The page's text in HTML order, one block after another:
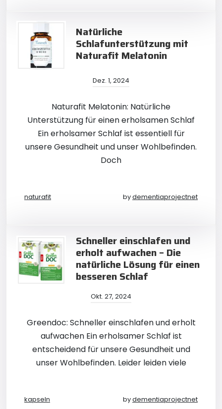
Natürliche
Schlafunterstützung mit
Naturafit Melatonin
Dez. 1, 2024
Naturafit Melatonin: Natürliche
Unterstützung für einen erholsamen Schlaf
Ein erholsamer Schlaf ist essentiell für
unsere Gesundheit und unser Wohlbefinden.
Doch
naturafit bydementiaprojectnet
Schneller einschlafen und
erholt aufwachen – Die
natürliche Lösung für einen
besseren Schlaf
Okt. 27, 2024
Greendoc: Schneller einschlafen und erholt
aufwachen Ein erholsamer Schlaf ist
entscheidend für unsere Gesundheit und
unser Wohlbefinden. Leider leiden viele
kapseln bydementiaprojectnet